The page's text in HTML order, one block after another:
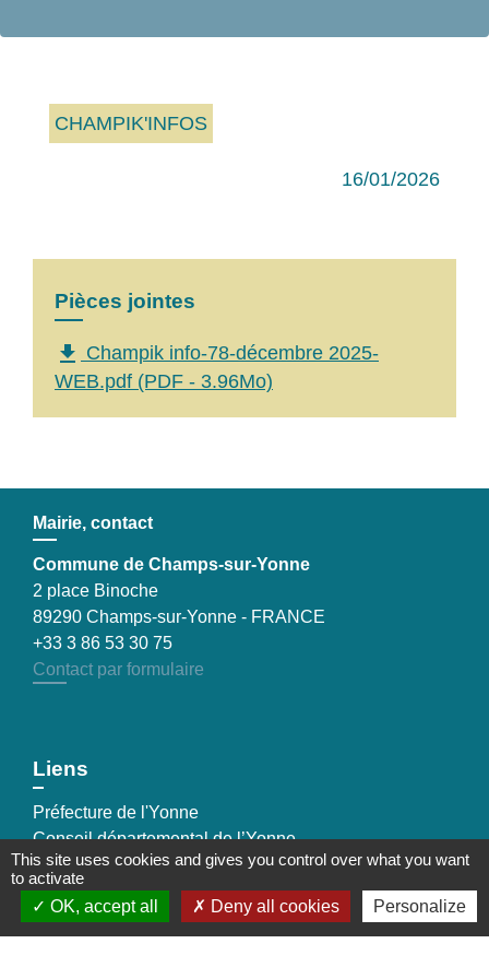
CHAMPIK'INFOS
16/01/2026
Pièces jointes
file_download Champik info-78-décembre 2025-
WEB.pdf (PDF - 3.96Mo)
Mairie, contact
Commune de Champs-sur-Yonne
2 place Binoche
89290 Champs-sur-Yonne - FRANCE
+33 3 86 53 30 75
Contact par formulaire
Liens
Préfecture de l'Yonne
Conseil départemental de l’Yonne
Communauté d'agglomération de l'Auxerrois
- -
This site uses cookies and gives you control over what you want
to activate
OK, accept all
Deny all cookies Personalize